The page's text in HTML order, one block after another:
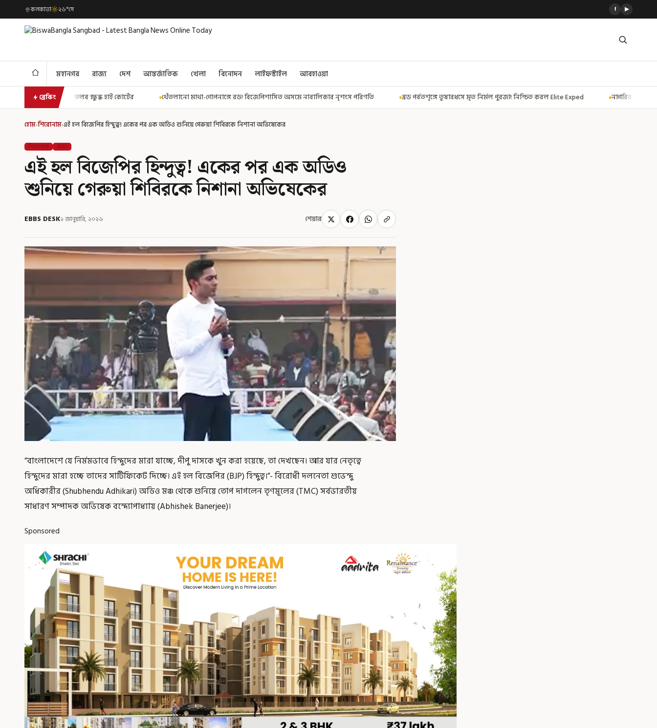
কলকাতা ২৬°সে f ▶
মহানগর রাজ্য দেশ আন্তর্জাতিক খেলা বিনোদন লাইফস্টাইল আবহাওয়া
ব্রেকিং
হাই কোর্টের থেঁতলানো মাথা-গোপনাঙ্গে রড! বিজেপিশাসিত অসমে নাবালিকার নৃশংস পরিণতি ব্রড পর্বতশৃঙ্গে তুষারধসে মৃত নির্মল পুরজা! নিশ্চিত করল Elite Exped নাগরিকত্ব দিতেই CAA! ৩০০ মতুয়াকে নাগরিকত্বের
হোম›শিরোনাম›এই হল বিজেপির হিন্দুত্ব! একের পর এক অডিও শুনিয়ে গেরুয়া শিবিরকে নিশানা অভিষেকের
শিরোনাম রাজ্য
এই হল বিজেপির হিন্দুত্ব! একের পর এক অডিও
শুনিয়ে গেরুয়া শিবিরকে নিশানা অভিষেকের
EBBS DESK২ জানুয়ারি, ২০২৬ শেয়ার
”বাংলাদেশে যে নির্মমভাবে হিন্দুদের মারা যাচ্ছে, দীপু দাসকে খুন করা হয়েছে, তা দেখছেন। আর যার নেতৃত্বে
হিন্দুদের মারা হচ্ছে তাদের সার্টিফিকেট দিচ্ছে। এই হল বিজেপির (BJP) হিন্দুত্ব।”- বিরোধী দলনেতা শুভেন্দু
অধিকারীর (Shubhendu Adhikari) অডিও মঞ্চ থেকে শুনিয়ে তোপ দাগলেন তৃণমূলের (TMC) সর্বভারতীয়
সাধারণ সম্পাদক অভিষেক বন্দ্যোপাধ্যায় (Abhishek Banerjee)।
Sponsored